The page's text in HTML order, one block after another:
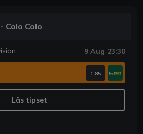
Colo Colo
9 Aug 23:30
1.85
Läs tipset